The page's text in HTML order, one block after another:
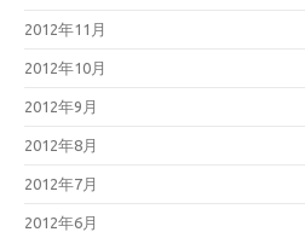
2012年11月
2012年10月
2012年9月
2012年8月
2012年7月
2012年6月